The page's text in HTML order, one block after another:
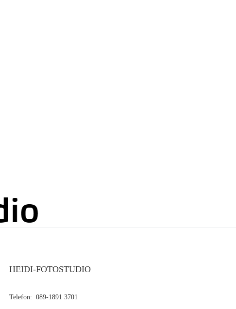
HEIDI-FOTOSTUDIO
Telefon: 089-1891 3701